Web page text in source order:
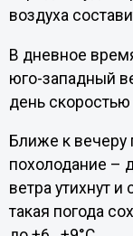
воздуха
В дневное
юго-западный
день
Ближе к вечеру
похолодание –
ветра утихнут
такая погода